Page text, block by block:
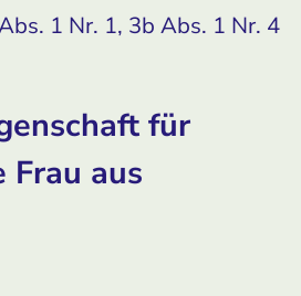
1 Nr. 1, 3b Abs. 1 Nr. 4
für
aus